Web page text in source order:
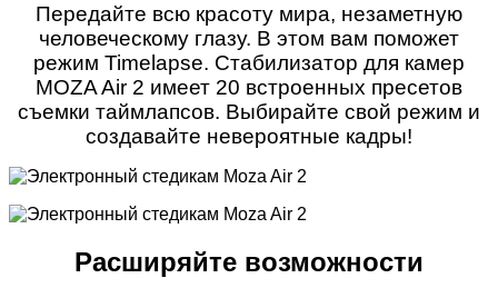
Передайте всю красоту мира, незаметную
человеческому глазу. В этом вам поможет
режим Timelapse. Стабилизатор для камер
MOZA Air 2 имеет 20 встроенных пресетов
съемки таймлапсов. Выбирайте свой режим и
создавайте невероятные кадры!
Расширяйте возможности